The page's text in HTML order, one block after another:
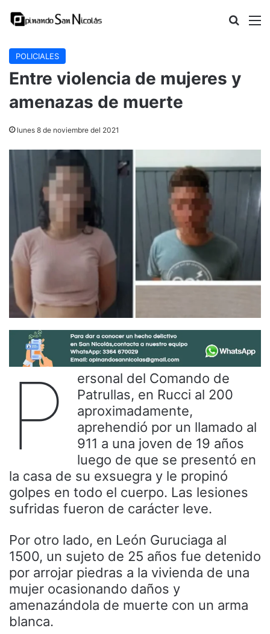
Buscar
POLICIALES
Entre violencia de mujeres y
amenazas de muerte
lunes 8 de noviembre del 2021
P
ersonal del Comando de
Patrullas, en Rucci al 200
aproximadamente,
aprehendió por un llamado al
911 a una joven de 19 años
luego de que se presentó en
la casa de su exsuegra y le propinó
golpes en todo el cuerpo. Las lesiones
sufridas fueron de carácter leve.
Por otro lado, en León Guruciaga al
1500, un sujeto de 25 años fue detenido
por arrojar piedras a la vivienda de una
mujer ocasionando daños y
amenazándola de muerte con un arma
blanca.